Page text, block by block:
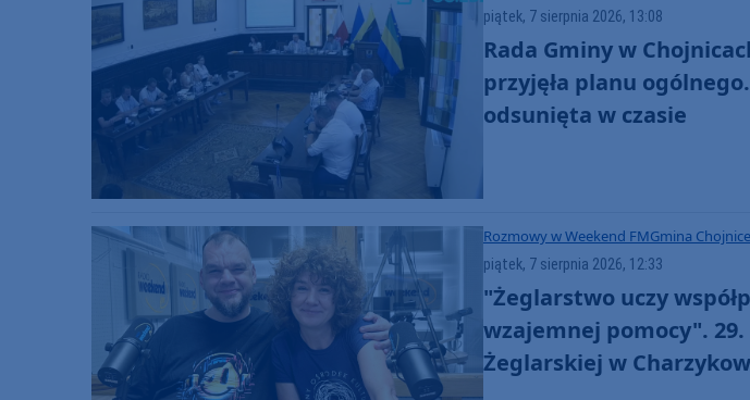
piątek, 7 sierpnia 2026, 13:08
Rada Gminy w
przyjęła planu
odsunięta w czasie
Rozmowy w Weekend FMGmina Chojnice
piątek, 7 sierpnia 2026, 12:33
"Żeglarstwo uczy
wzajemnej pomocy".
Żeglarskiej w